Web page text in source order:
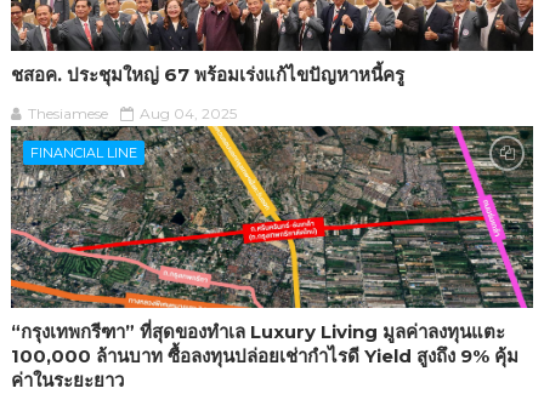
ชสอค. ประชุมใหญ่ 67 พร้อมเร่งแก้ไขปัญหาหนี้ครู
Thesiamese Aug 04, 2025
FINANCIAL LINE
“กรุงเทพกรีฑา” ที่สุดของทำเล Luxury Living มูลค่าลงทุนแตะ
100,000 ล้านบาท ซื้อลงทุนปล่อยเช่ากำไรดี Yield สูงถึง 9% คุ้ม
ค่าในระยะยาว